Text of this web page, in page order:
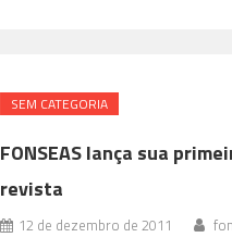
SEM CATEGORIA
FONSEAS lança sua
revista
12 de dezembro de 2011